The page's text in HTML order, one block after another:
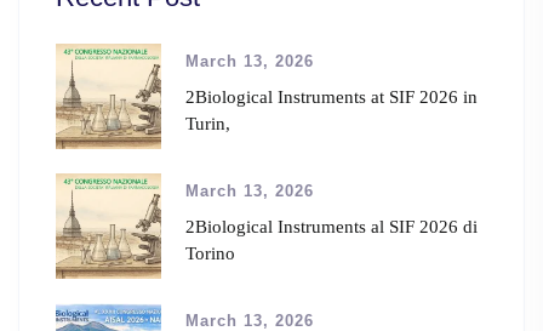
March 13, 2026
2Biological Instruments at SIF 2026 in
Turin,
March 13, 2026
2Biological Instruments al SIF 2026 di
Torino
March 13, 2026